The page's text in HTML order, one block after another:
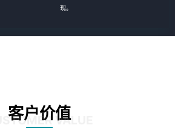
现。
客户价值
VALUE